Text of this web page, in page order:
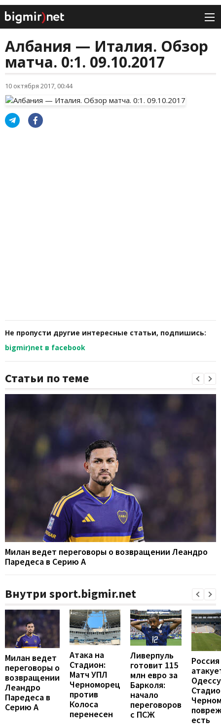
Албания — Италия. Обзор
матча. 0:1. 09.10.2017
10 октября 2017, 00:44
Не пропусти другие интересные статьи, подпишись:
bigmir)net в facebook
Статьи по теме
Милан ведет переговоры о возвращении Леандро
Паредеса в Серию А
Внутри sport.bigmir.net
Милан ведет
переговоры о
возвращении
Леандро
Паредеса в
Серию А
Атака на
Стадион:
Матч УПЛ
Черноморец
против
Колоса
перенесен
Ливерпуль
готовит 115
млн евро за
Барколя:
начало
переговоров
с ПСЖ
Россия
есть